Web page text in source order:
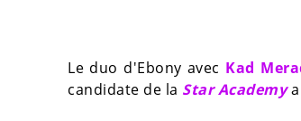
Le duo d'Ebony avec Kad
candidate de la Star Academya